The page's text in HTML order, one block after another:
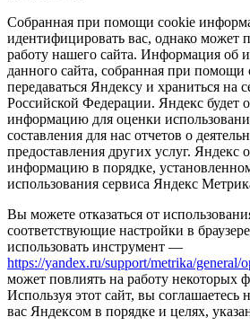
Собранная при помощи cookie
идентифицировать вас, однако может
работу нашего сайта. Информация об
данного сайта, собранная при помощи
передаваться Яндексу и храниться на
Российской Федерации. Яндекс будет
информацию для оценки
составления для нас отчетов о
предоставления других услуг. Яндекс
информацию в порядке,
использования сервиса Яндекс
Вы можете отказаться от
соответствующие настройки в
использовать инструмент —
https://yandex.ru/support/metrika/general/
может повлиять на работу некоторых
Используя этот сайт, вы соглашаетесь
вас Яндексом в порядке и целях,